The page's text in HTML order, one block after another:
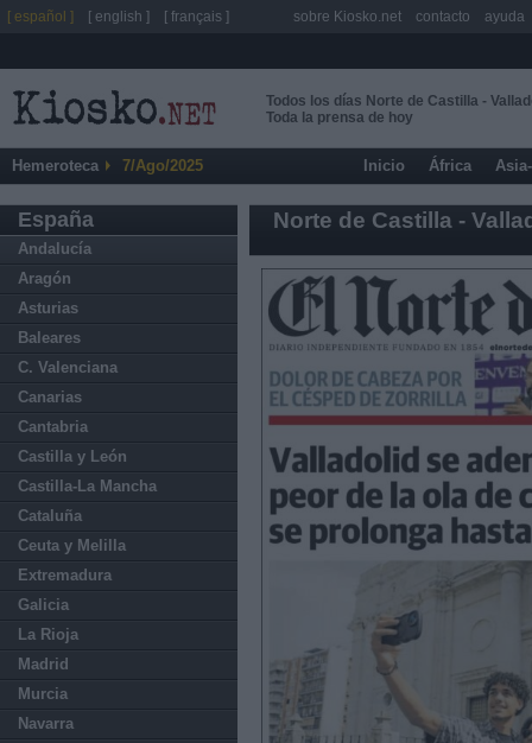
Todos los días Norte de Castilla -
Toda la prensa de hoy
Hemeroteca 7/Ago/2025 Inicio África
España
Andalucía
Aragón
Asturias
Baleares
C. Valenciana
Canarias
Cantabria
Castilla y León
Castilla-La Mancha
Cataluña
Ceuta y Melilla
Extremadura
Galicia
La Rioja
Madrid
Murcia
Navarra
Norte de Castilla -
[ español ] [ english ] [ français ] sobre Kiosko.net contacto ayuda